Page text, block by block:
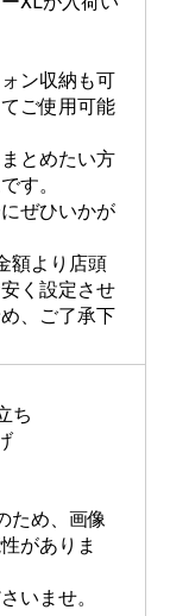
ン収納も可
ご使用可能
とめたい方
す。
ぜひいかが
額より店頭
く設定させ
、ご了承下
ち
ため、画像
がありま
いませ。